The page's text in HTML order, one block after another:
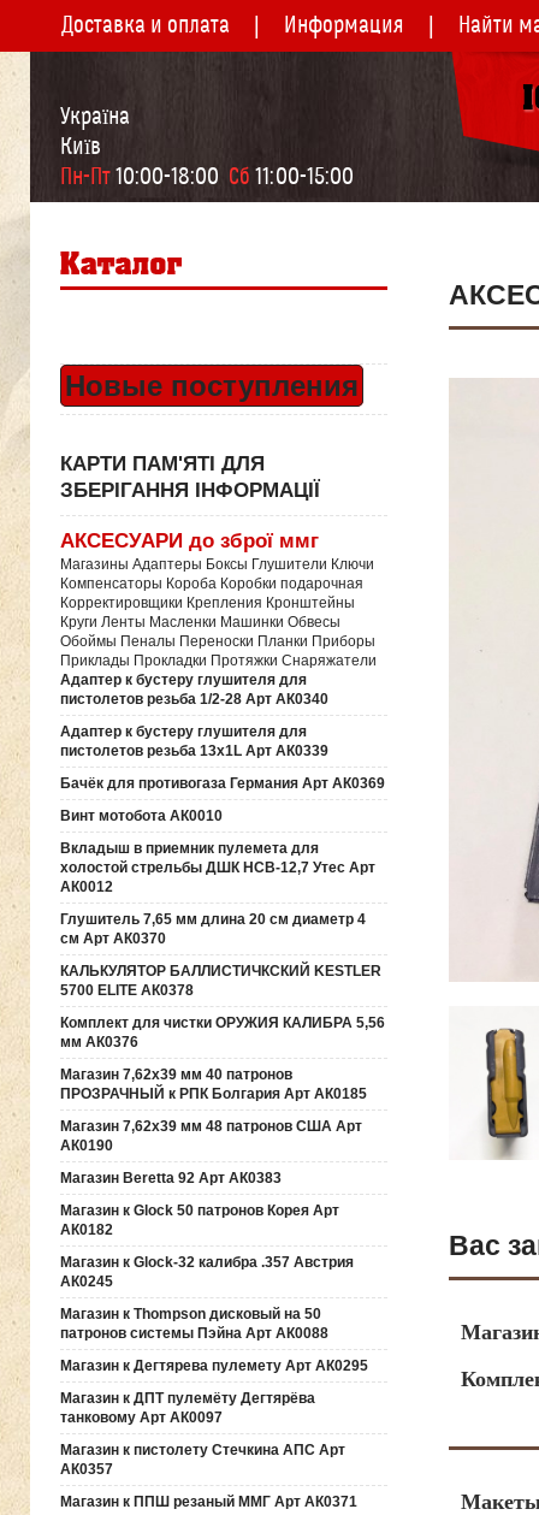
Доставка и оплата Информация Найти
Україна
Київ
Пн-Пт 10:00-18:00 Сб 11:00-15:00
Новые поступления
КАРТИ ПАМ'ЯТІ ДЛЯ
ЗБЕРІГАННЯ ІНФОРМАЦІЇ
АКСЕСУАРИ до зброї ммг
Магазины Адаптеры Боксы Глушители Ключи
Компенсаторы Короба Коробки подарочная
Корректировщики Крепления Кронштейны
Круги Ленты Масленки Машинки Обвесы
Обоймы Пеналы Переноски Планки Приборы
Приклады Прокладки Протяжки Снаряжатели
Адаптер к бустеру глушителя для
пистолетов резьба 1/2-28 Арт АК0340
Адаптер к бустеру глушителя для
пистолетов резьба 13х1L Арт АК0339
Бачёк для противогаза Германия Арт АК0369
Винт мотобота АК0010
Вкладыш в приемник пулемета для
холостой стрельбы ДШК НСВ-12,7 Утес Арт
АК0012
Глушитель 7,65 мм длина 20 см диаметр 4
см Арт АК0370
КАЛЬКУЛЯТОР БАЛЛИСТИЧКСКИЙ KESTLER
5700 ELITE АК0378
Комплект для чистки ОРУЖИЯ КАЛИБРА 5,56
мм АК0376
Магазин 7,62х39 мм 40 патронов
ПРОЗРАЧНЫЙ к РПК Болгария Арт АК0185
Магазин 7,62х39 мм 48 патронов США Арт
АК0190
Магазин Beretta 92 Арт АК0383
Магазин к Glock 50 патронов Корея Арт
АК0182
Магазин к Glock-32 калибра .357 Австрия
АК0245
Магазин к Thompson дисковый на 50
патронов системы Пэйна Арт АК0088
Магазин к Дегтярева пулемету Арт АК0295
Магазин к ДПТ пулемёту Дегтярёва
танковому Арт АК0097
Магазин к пистолету Стечкина АПС Арт
АК0357
Магазин к ППШ резаный ММГ Арт АК0371
Вас
Макеты